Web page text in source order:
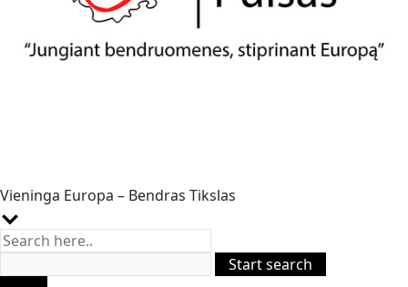
Vieninga Europa – Bendras Tikslas